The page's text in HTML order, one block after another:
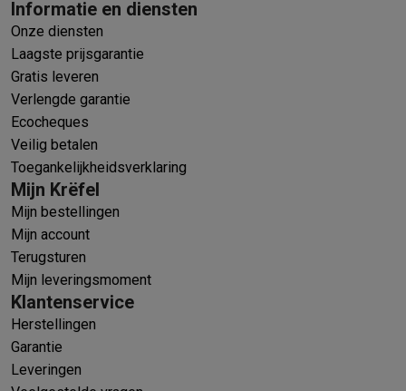
Informatie en diensten
Onze diensten
Laagste prijsgarantie
Gratis leveren
Verlengde garantie
Ecocheques
Veilig betalen
Toegankelijkheidsverklaring
Mijn Krëfel
Mijn bestellingen
Mijn account
Terugsturen
Mijn leveringsmoment
Klantenservice
Herstellingen
Garantie
Leveringen